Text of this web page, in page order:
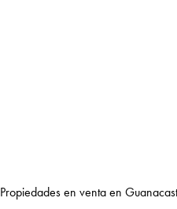
Propiedades en venta en